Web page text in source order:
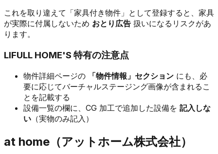
これを取り違えて「家具付き物件」として登録すると、家具
が実際に付属しないため おとり広告 扱いになるリスクがあ
ります。
LIFULL HOME'S 特有の注意点
物件詳細ページの 「物件情報」セクション にも、必
要に応じてバーチャルステージング画像が含まれるこ
とを記載する
設備一覧の欄に、CG 加工で追加した設備を 記入しな
い （実物のみ記入）
at home（アットホーム株式会社）